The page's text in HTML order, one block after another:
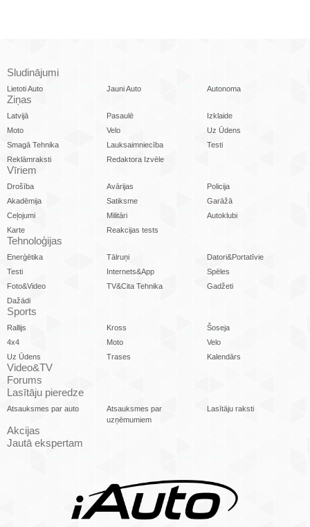
Sludinājumi
Lietoti Auto Jauni Auto Autonoma
Ziņas
Latvijā Pasaulē
Izklaide
Moto
Velo
Uz Ūdens
Smagā Tehnika
Lauksaimniecība
Testi
Reklāmraksti
Redaktora Izvēle
Vīriem
Drošība Avārijas
Policija
Akadēmija
Satiksme
Garāžā
Ceļojumi
Militāri
Autoklubi
Karte
Reakcijas tests
Tehnoloģijas
Enerģētika Tālruņi
Datori&Portatīvie
Testi
Internets&App
Spēles
Foto&Video
TV&Cita Tehnika
Gadžeti
Dažādi
Sports
Rallijs Kross
Šoseja
4x4
Moto
Velo
Uz Ūdens
Trases Kalendārs
Video&TV
Forums
Lasītāju pieredze
Atsauksmes par auto
Atsauksmes par
uzņēmumiem
Lasītāju raksti
Akcijas
Jautā ekspertam